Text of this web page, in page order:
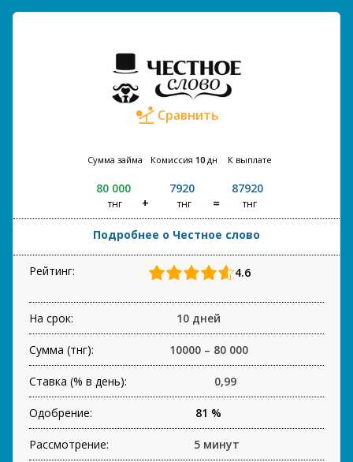
Сравнить
Сумма займа
80 000
тнг
Комиссия 10 дн
7920
тнг
К выплате
87920
тнг
Подробнее о Честное слово
Рейтинг: 4.6
На срок: 10 дней
Сумма (тнг): 10000 – 80 000
Ставка (% в день): 0,99
Одобрение: 81 %
Рассмотрение: 5 минут